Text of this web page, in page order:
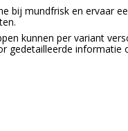
bij mundfrisk en ervaar
kunnen per variant
gedetailleerde informatie